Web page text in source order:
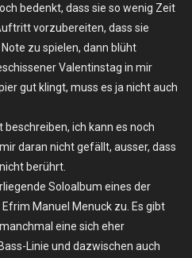
bedenkt, dass sie so wenig Zeit
vorzubereiten, dass sie
zu spielen, dann blüht
Valentinstag in mir
gut klingt, muss es ja nicht auch
beschreiben, ich kann es noch
daran nicht gefällt, ausser, dass
berührt.
Soloalbum eines der
Manuel Menuck zu. Es gibt
eine sich eher
Linie und dazwischen auch